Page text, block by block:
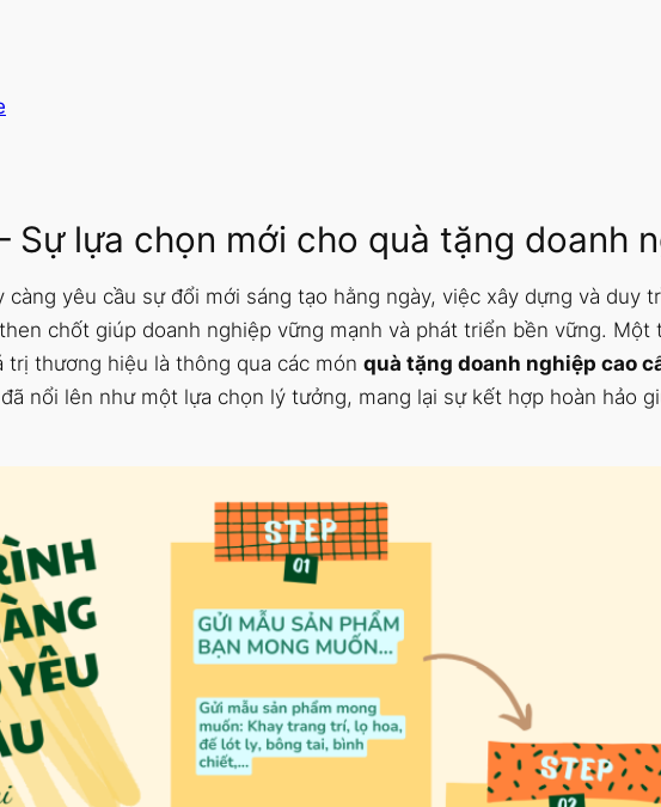
Sự lựa chọn mới cho quà tặng doanh
yêu cầu sự đổi mới sáng tạo hằng ngày, việc xây dựng và duy
chốt giúp doanh nghiệp vững mạnh và phát triển bền vững. Một
thương hiệu là thông qua các món quà tặng doanh nghiệp cao
đã nổi lên như một lựa chọn lý tưởng, mang lại sự kết hợp hoàn hảo